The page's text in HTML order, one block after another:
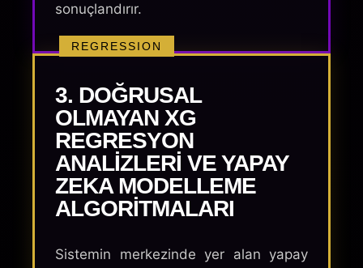
sonuçlandırır.
REGRESSION
3. DOĞRUSAL
OLMAYAN XG
REGRESYON
ANALIZLERI VE YAPAY
ZEKA MODELLEME
ALGORITMALARI
Sistemin merkezinde yer alan yapay